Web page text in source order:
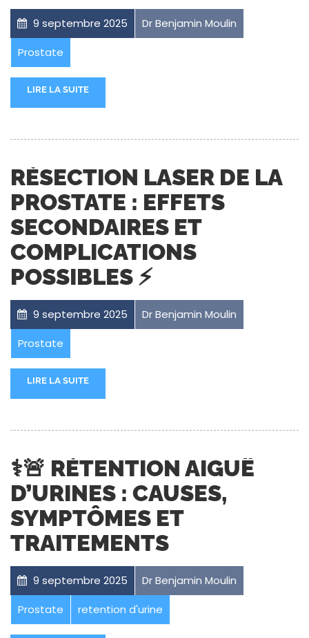
9 septembre 2025
Dr Benjamin Moulin
Prostate
LIRE LA SUITE
RÉSECTION LASER DE LA
PROSTATE : EFFETS
SECONDAIRES ET
COMPLICATIONS
POSSIBLES ⚡
9 septembre 2025
Dr Benjamin Moulin
Prostate
LIRE LA SUITE
⚕️🚨 RÉTENTION AIGUË
D’URINES : CAUSES,
SYMPTÔMES ET
TRAITEMENTS
9 septembre 2025
Dr Benjamin Moulin
Prostate
retention d'urine